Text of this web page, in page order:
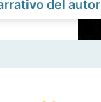
del autor